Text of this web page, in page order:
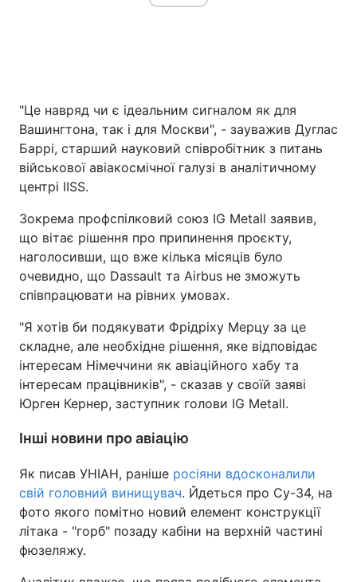
"Це навряд чи є ідеальним сигналом як для
Вашингтона, так і для Москви", - зауважив Дуглас
Баррі, старший науковий співробітник з питань
військової авіакосмічної галузі в аналітичному
центрі IISS.
Зокрема профспілковий союз IG Metall заявив,
що вітає рішення про припинення проєкту,
наголосивши, що вже кілька місяців було
очевидно, що Dassault та Airbus не зможуть
співпрацювати на рівних умовах.
"Я хотів би подякувати Фрідріху Мерцу за це
складне, але необхідне рішення, яке відповідає
інтересам Німеччини як авіаційного хабу та
інтересам працівників", - сказав у своїй заяві
Юрген Кернер, заступник голови IG Metall.
Інші новини про авіацію
Як писав УНІАН, раніше росіяни вдосконалили
свій головний винищувач. Йдеться про Су-34, на
фото якого помітно новий елемент конструкції
літака - "горб" позаду кабіни на верхній частині
фюзеляжу.